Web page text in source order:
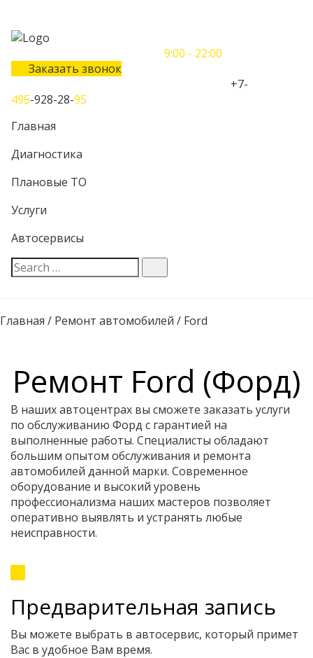
9:00 - 22:00
Заказать звонок
+7-
495-928-28-95
Главная
Диагностика
Плановые ТО
Услуги
Автосервисы
Главная / Ремонт автомобилей / Ford
Ремонт Ford (Форд)
В наших автоцентрах вы сможете заказать услуги
по обслуживанию Форд с гарантией на
выполненные работы. Специалисты обладают
большим опытом обслуживания и ремонта
автомобилей данной марки. Современное
оборудование и высокий уровень
профессионализма наших мастеров позволяет
оперативно выявлять и устранять любые
неисправности.
Предварительная запись
Вы можете выбрать в автосервис, который примет
Вас в удобное Вам время.